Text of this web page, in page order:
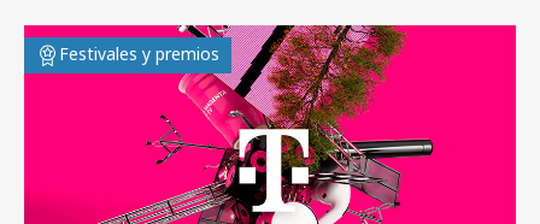
Festivales y premios